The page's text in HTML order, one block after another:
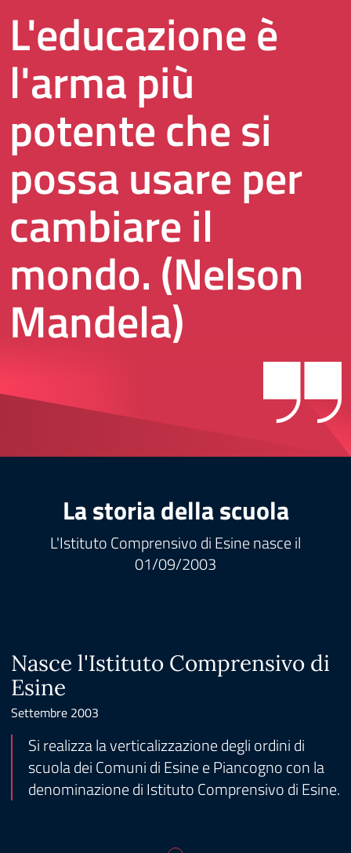
L'educazione è
l'arma più
potente che si
possa usare per
cambiare il
mondo. (Nelson
Mandela)
La storia della scuola
L'Istituto Comprensivo di Esine nasce il
01/09/2003
Nasce l'Istituto Comprensivo di
Esine
Settembre 2003
Si realizza la verticalizzazione degli ordini di
scuola dei Comuni di Esine e Piancogno con la
denominazione di Istituto Comprensivo di Esine.